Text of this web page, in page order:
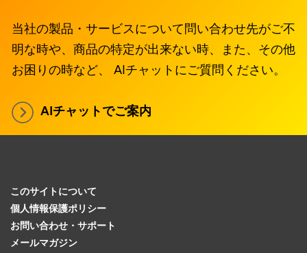
当社の製品・サービスについて問い合わせ先がご不
明な時や、商品の特定が出来ない時、また、その他
お困りの時など、 AIチャットにご質問ください。
AIチャットでご案内
このサイトについて
個人情報保護ポリシー
お問い合わせ・サポート
メールマガジン